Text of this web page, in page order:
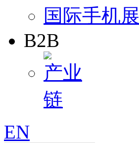
国际手机展
B2B
产业
链
EN